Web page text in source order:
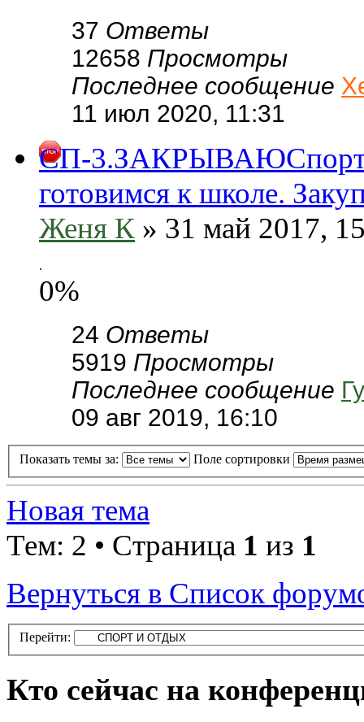
37 Ответы
12658 Просмотры
Последнее сообщение
11 июл 2020, 11:31
СП-
готовимся к школе.
Женя К » 31 май 2017,
.
0%
24 Ответы
5919 Просмотры
Последнее сообщение
09 авг 2019, 16:10
Показать темы за: Поле сортировки
Новая тема
Тем: 2 • Страница 1 из 1
Вернуться в Список
Перейти:
Кто сейчас на